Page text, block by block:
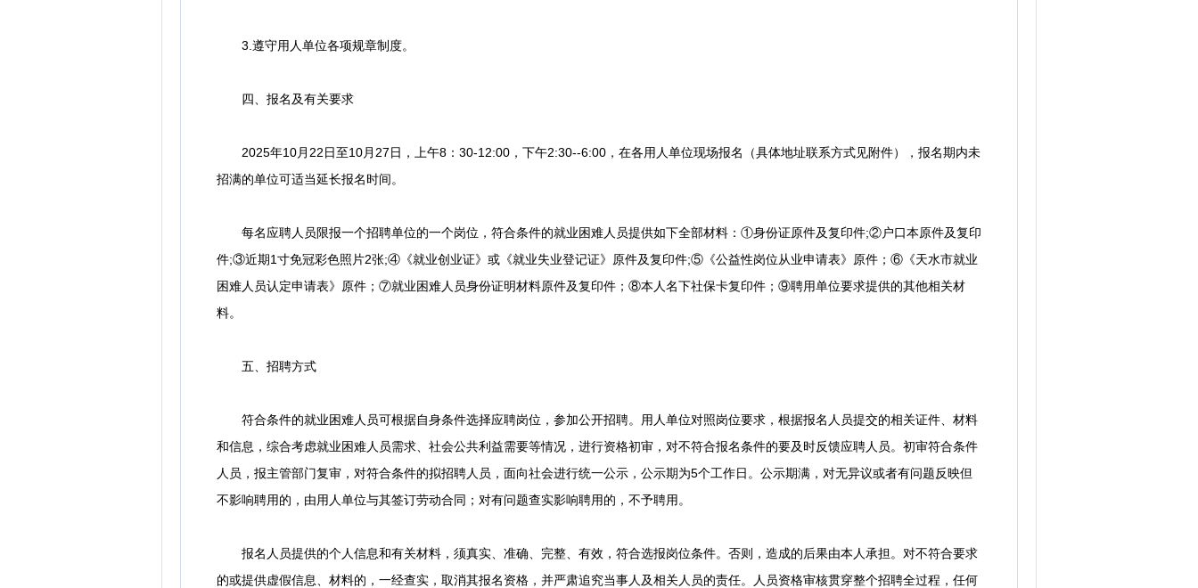
3.遵守用人单位各项规章制度。
四、报名及有关要求
2025年10月22日至10月27日，上午8：30-12:00，下午2:30--6:00，在各用人单位现场报名（具体地址联系方式见附件），报名期内未
招满的单位可适当延长报名时间。
每名应聘人员限报一个招聘单位的一个岗位，符合条件的就业困难人员提供如下全部材料：①身份证原件及复印件;②户口本原件及复印
件;③近期1寸免冠彩色照片2张;④《就业创业证》或《就业失业登记证》原件及复印件;⑤《公益性岗位从业申请表》原件；⑥《天水市就业
困难人员认定申请表》原件；⑦就业困难人员身份证明材料原件及复印件；⑧本人名下社保卡复印件；⑨聘用单位要求提供的其他相关材
料。
五、招聘方式
符合条件的就业困难人员可根据自身条件选择应聘岗位，参加公开招聘。用人单位对照岗位要求，根据报名人员提交的相关证件、材料
和信息，综合考虑就业困难人员需求、社会公共利益需要等情况，进行资格初审，对不符合报名条件的要及时反馈应聘人员。初审符合条件
人员，报主管部门复审，对符合条件的拟招聘人员，面向社会进行统一公示，公示期为5个工作日。公示期满，对无异议或者有问题反映但
不影响聘用的，由用人单位与其签订劳动合同；对有问题查实影响聘用的，不予聘用。
报名人员提供的个人信息和有关材料，须真实、准确、完整、有效，符合选报岗位条件。否则，造成的后果由本人承担。对不符合要求
的或提供虚假信息、材料的，一经查实，取消其报名资格，并严肃追究当事人及相关人员的责任。人员资格审核贯穿整个招聘全过程，任何